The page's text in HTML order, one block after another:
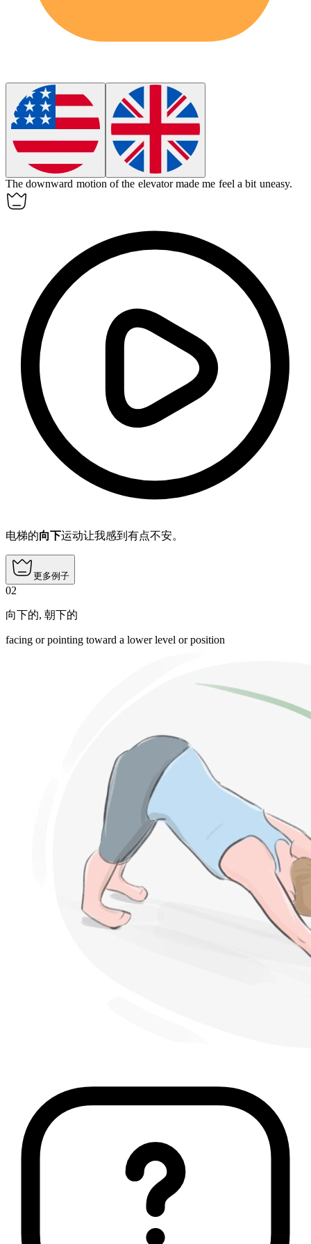
Thedownward motion of the elevator made me feel a bit uneasy.
电梯的向下运动让我感到有点不安。
更多例子
02
向下的, 朝下的
facing or pointing toward a lower level or position